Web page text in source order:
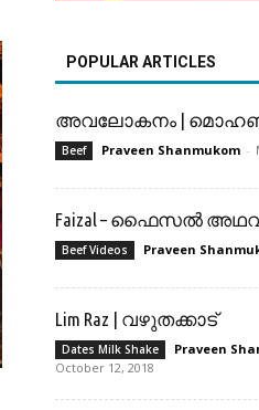
POPULAR ARTICLES
അവലോകനം |
Beef Praveen Shanmukom -
Faizal – ഫൈസൽ
Beef Videos Praveen
Lim Raz | വഴുതക്കാട്
Dates Milk Shake Praveen
October 12, 2018